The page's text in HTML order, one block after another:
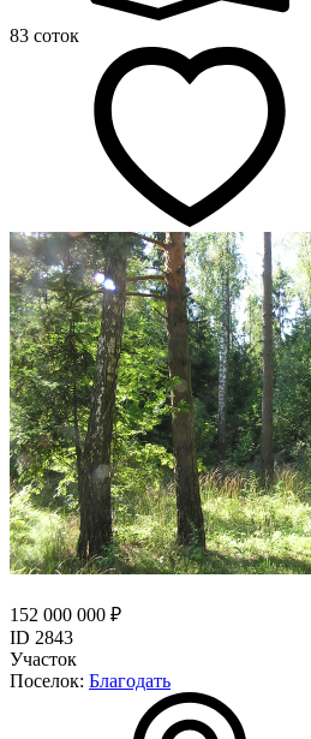
83 соток
152 000 000 ₽
ID 2843
Участок
Поселок: Благодать